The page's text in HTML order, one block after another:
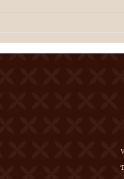
Spectacle à 20h00
est offerte à
de temps incertain,